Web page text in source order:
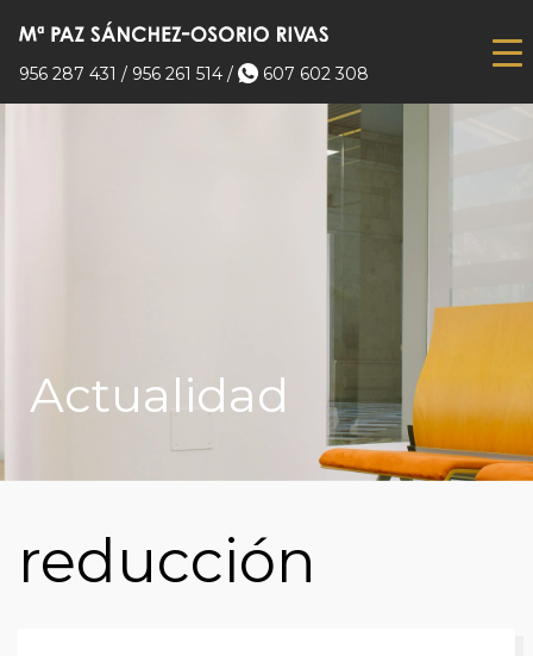
956 287 431 / 956 261 514 / 607 602 308
Actualidad
reducción